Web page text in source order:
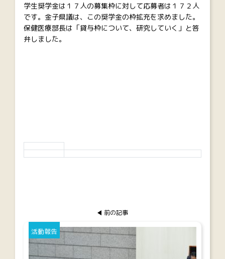
学生奨学金は１７人の募集枠に対して応募者は１７２人
です。金子県議は、この奨学金の枠拡充を求めました。
保健医療部長は「貸与枠について、研究していく」と答
弁しました。
前の記事
活動報告